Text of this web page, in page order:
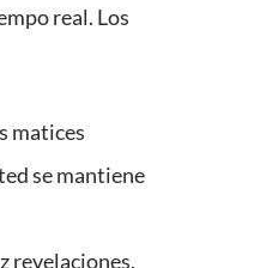
real. Los
matices
se mantiene
revelaciones,